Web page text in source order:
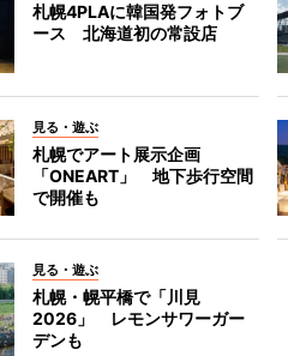
札幌4PLAに韓国発フォトブ
ース 北海道初の常設店
見る・遊ぶ
札幌でアート展示企画
「ONEART」 地下歩行空間
で開催も
見る・遊ぶ
札幌・幌平橋で「川見
2026」 レモンサワーガー
デンも